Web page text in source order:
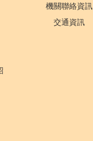
機關聯絡資訊
交通資訊